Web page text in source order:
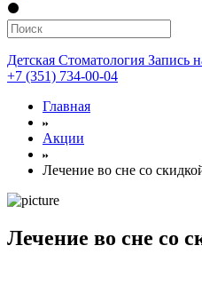
Детская Стоматология Запись
+7 (351) 734-00-04
Главная
Акции
Лечение во сне со
Лечение во сне со